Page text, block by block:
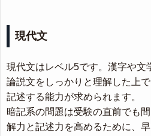
現代文
現代文はレベル5です。漢字や文
論説文をしっかりと理解した上
記述する能力が求められます。
暗記系の問題は受験の直前でも
解力と記述力を高めるために、